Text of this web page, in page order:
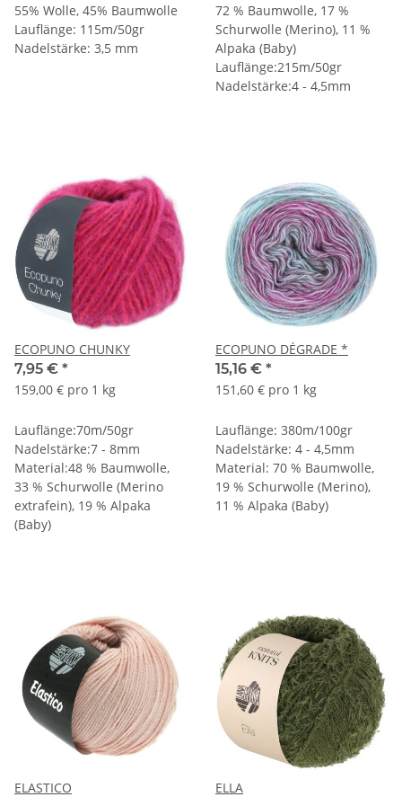
55% Wolle, 45% Baumwolle
Lauflänge: 115m/50gr
Nadelstärke: 3,5 mm
72 % Baumwolle, 17 %
Schurwolle (Merino), 11 %
Alpaka (Baby)
Lauflänge:215m/50gr
Nadelstärke:4 - 4,5mm
ECOPUNO CHUNKY
7,95 € *
159,00 € pro 1 kg
Lauflänge:70m/50gr
Nadelstärke:7 - 8mm
Material:48 % Baumwolle,
33 % Schurwolle (Merino
extrafein), 19 % Alpaka
(Baby)
ECOPUNO DÉGRADE *
15,16 € *
151,60 € pro 1 kg
Lauflänge: 380m/100gr
Nadelstärke: 4 - 4,5mm
Material: 70 % Baumwolle,
19 % Schurwolle (Merino),
11 % Alpaka (Baby)
ELASTICO
ELLA